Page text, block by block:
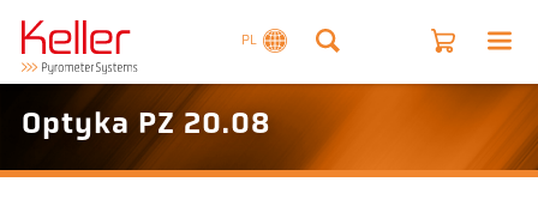
PL
Optyka PZ 20.08